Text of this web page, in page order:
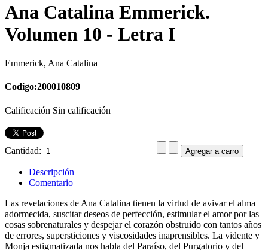
Ana Catalina Emmerick.
Volumen 10 - Letra I
Emmerick, Ana Catalina
Codigo:200010809
Calificación Sin calificación
Cantidad:
Descripción
Comentario
Las revelaciones de Ana Catalina tienen la virtud de avivar el alma
adormecida, suscitar deseos de perfección, estimular el amor por las
cosas sobrenaturales y despejar el corazón obstruido con tantos años
de errores, supersticiones y viscosidades inaprensibles. La vidente y
Monja estigmatizada nos habla del Paraíso, del Purgatorio y del